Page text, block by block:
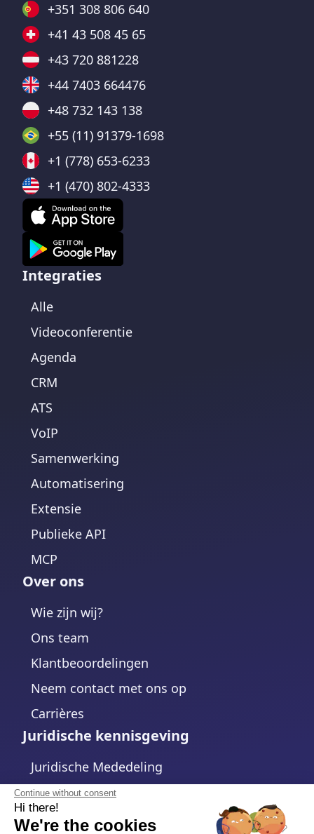
Continue without consent
Hi there!
We're the cookies
+351 308 806 640
+41 43 508 45 65
+43 720 881228
+44 7403 664476
+48 732 143 138
+55 (11) 91379-1698
+1 (778) 653-6233
+1 (470) 802-4333
Integraties
Alle
Videoconferentie
Agenda
CRM
ATS
VoIP
Samenwerking
Automatisering
Extensie
Publieke API
MCP
Over ons
Wie zijn wij?
Ons team
Klantbeoordelingen
Neem contact met ons op
Carrières
Juridische kennisgeving
Juridische Mededeling
Privacybeleid
Cookiebeleid